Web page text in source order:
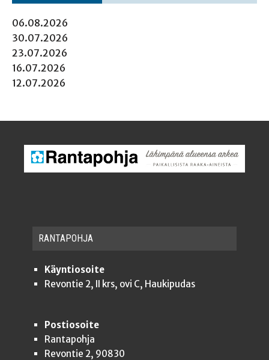
06.08.2026
30.07.2026
23.07.2026
16.07.2026
12.07.2026
RAN­TA­POH­JA
Käyntiosoite
Revontie 2, II krs, ovi C, Haukipudas
Postiosoite
Rantapohja
Revontie 2, 90830